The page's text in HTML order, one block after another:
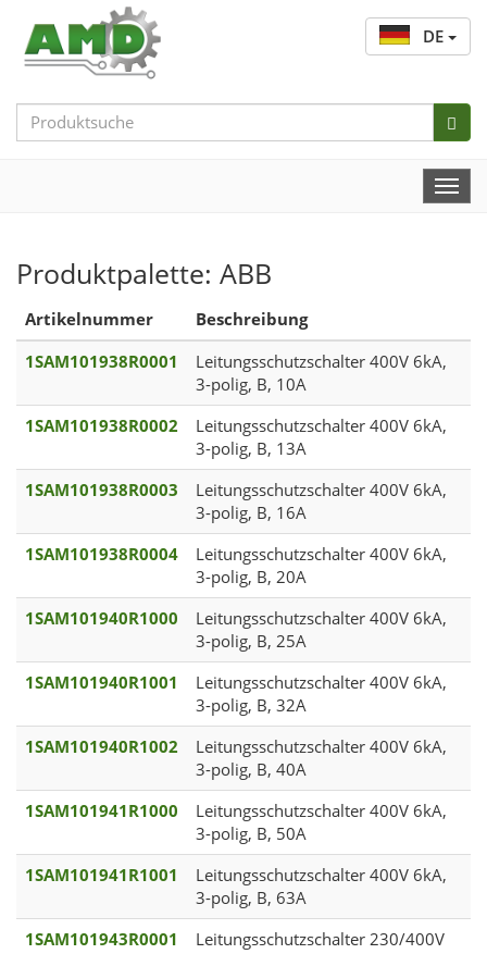
DE
Search
Bar
Produktpalette: ABB
Artikelnummer
Beschreibung
1SAM101938R0001
Leitungsschutzschalter 400V 6kA,
3-polig, B, 10A
1SAM101938R0002
Leitungsschutzschalter 400V 6kA,
3-polig, B, 13A
1SAM101938R0003
Leitungsschutzschalter 400V 6kA,
3-polig, B, 16A
1SAM101938R0004
Leitungsschutzschalter 400V 6kA,
3-polig, B, 20A
1SAM101940R1000
Leitungsschutzschalter 400V 6kA,
3-polig, B, 25A
1SAM101940R1001
Leitungsschutzschalter 400V 6kA,
3-polig, B, 32A
1SAM101940R1002
Leitungsschutzschalter 400V 6kA,
3-polig, B, 40A
1SAM101941R1000
Leitungsschutzschalter 400V 6kA,
3-polig, B, 50A
1SAM101941R1001
Leitungsschutzschalter 400V 6kA,
3-polig, B, 63A
1SAM101943R0001
Leitungsschutzschalter 230/400V